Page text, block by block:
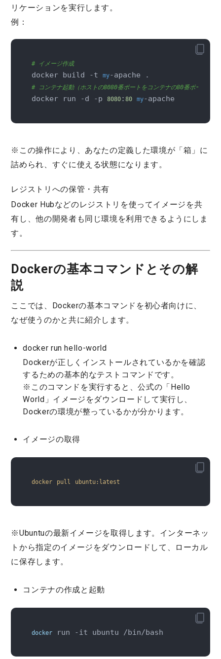
リケーションを実行します。
例：
# イメージ作成
docker build -t my
# コンテナ起動（ホストの8080番ポートをコンテナの80番ポートに割
docker run -d -p 8080: 80 my-apache
※この操作により、あなたの定義した環境が「箱」に
詰められ、すぐに使える状態になります。
レジストリへの保管・共有
Docker Hubなどのレジストリを使ってイメージを共
有し、他の開発者も同じ環境を利用できるようにしま
す。
Dockerの基本コマンドとその解
説
ここでは、Dockerの基本コマンドを初心者向けに、
なぜ使うのかと共に紹介します。
docker run hello-world
Dockerが正しくインストールされているかを確認
するための基本的なテストコマンドです。
※このコマンドを実行すると、公式の「Hello
World」イメージをダウンロードして実行し、
Dockerの環境が整っているかが分かります。
イメージの取得
docker pull ubuntu:latest
※Ubuntuの最新イメージを取得します。インターネッ
トから指定のイメージをダウンロードして、ローカル
に保存します。
コンテナの作成と起動
docker run -it ubuntu /bin/bash